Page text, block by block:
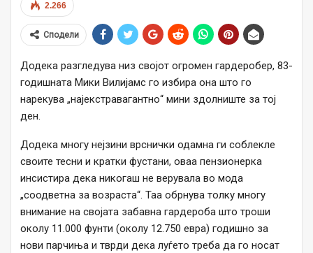
2.266
Сподели
Додека разгледува низ својот огромен гардеробер, 83-
годишната Мики Вилијамс го избира она што го
нарекува „најекстравагантно“ мини здолниште за тој
ден.
Додека многу нејзини врснички одамна ги соблекле
своите тесни и кратки фустани, оваа пензионерка
инсистира дека никогаш не верувала во мода
„соодветна за возраста“. Таа обрнува толку многу
внимание на својата забавна гардероба што троши
околу 11.000 фунти (околу 12.750 евра) годишно за
нови парчиња и тврди дека луѓето треба да го носат